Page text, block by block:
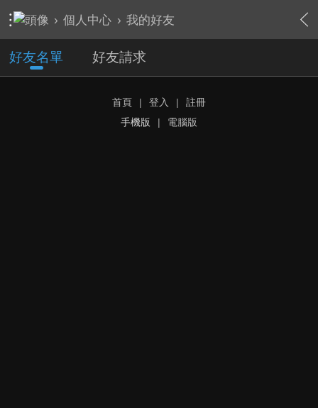
› 個人中心 › 我的好友
好友名單 好友請求
首頁 | 登入 |
註冊
手機版
| 電腦版